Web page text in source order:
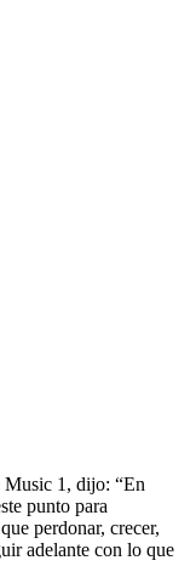
Music 1, dijo: “En
punto para
perdonar, crecer,
adelante con lo que